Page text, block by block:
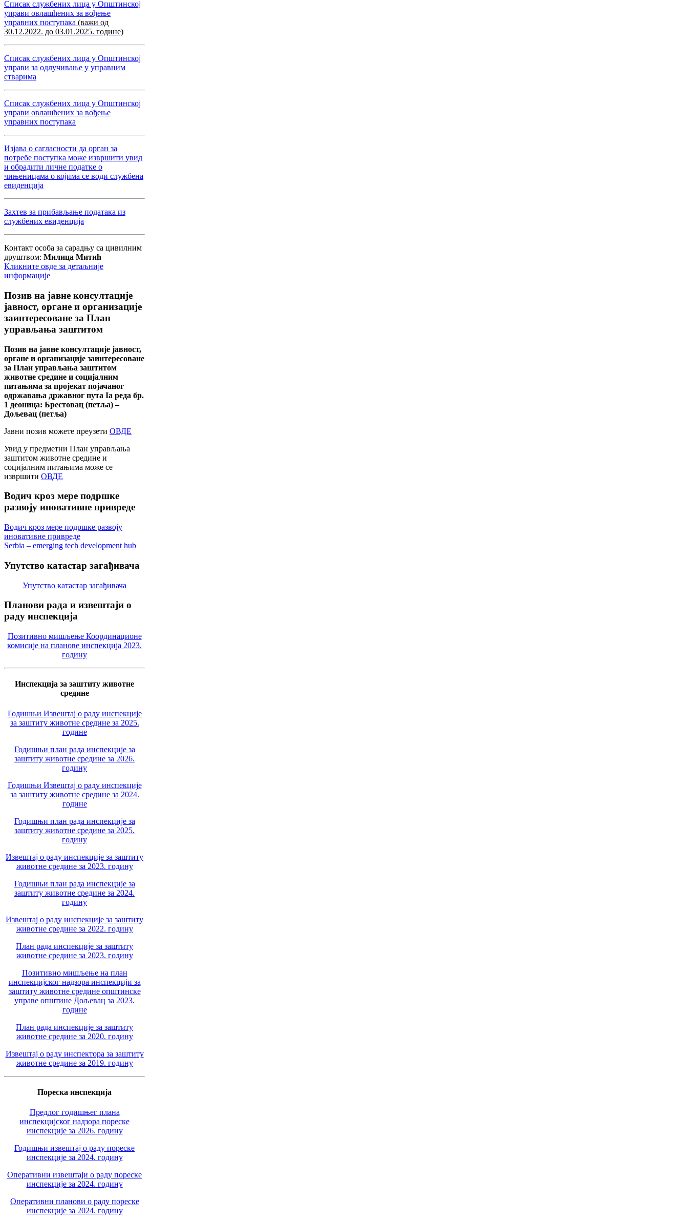
Списак службених лица у Општинској
управи овлашћених за вођење
управних поступака (важи од
30.12.2022. до 03.01.2025. године)
Списак службених лица у Општинској
управи за одлучивање у управним
стварима
Списак службених лица у Општинској
управи овлашћених за вођење
управних поступака
Изјава о сагласности да орган за
потребе поступка може извршити увид
и обрадити личне податке о
чињеницама о којима се води службена
евиденција
Захтев за прибављање података из
службених евиденција
Контакт особа за сарадњу са цивилним
друштвом: Милица Митић
Кликните овде за детаљније
информације
Позив на јавне консултације
јавност, органе и организације
заинтересоване за План
управљања заштитом
Позив на јавне консултације јавност,
органе и организације заинтересоване
за План управљања заштитом
животне средине и социјалним
питањима за пројекат појачаног
одржавања државног пута Ia реда бр.
1 деоница: Брестовац (петља) –
Дољевац (петља)
Јавни позив можете преузети ОВДЕ
Увид у предметни План управљања
заштитом животне средине и
социјалним питањима може се
извршити ОВДЕ
Водич кроз мере подршке
развоју иновативне привреде
Водич кроз мере подршке развоју
иновативне привреде
Serbia – emerging tech development hub
Упутство катастар загађивача
Упутство катастар загађивача
Планови рада и извештаји о
раду инспекција
Позитивно мишљење Координационе
комисије на планове инспекција 2023.
годину
Инспекција за заштиту животне
средине
Годишњи Извештај о раду инспекције
за заштиту животне средине за 2025.
године
Годишњи план рада инспекције за
заштиту животне средине за 2026.
годину
Годишњи Извештај о раду инспекције
за заштиту животне средине за 2024.
године
Годишњи план рада инспекције за
заштиту животне средине за 2025.
годину
Извештај о раду инспекције за заштиту
животне средине за 2023. годину
Годишњи план рада инспекције за
заштиту животне средине за 2024.
годину
Извештај о раду инспекције за заштиту
животне средине за 2022. годину
План рада инспекције за заштиту
животне средине за 2023. годину
Позитивно мишљење на план
инспекцијског надзора инспекцији за
заштиту животне средине општинске
управе општине Дољевац за 2023.
године
План рада инспекције за заштиту
животне средине за 2020. годину
Извештај о раду инспектора за заштиту
животне средине за 2019. годину
Пореска инспекција
Предлог годишњег плана
инспекцијског надзора пореске
инспекције за 2026. годину
Годишњи извештај о раду пореске
инспекције за 2024. годину
Оперативни извештаји о раду пореске
инспекције за 2024. годину
Оперативни планови о раду пореске
инспекције за 2024. годину